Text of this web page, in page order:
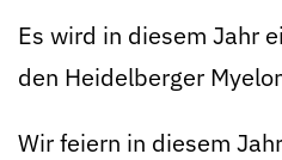
Es wird in diesem Jahr
den Heidelberger
Wir feiern in diesem